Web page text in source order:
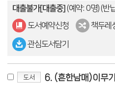
대출불가[대출중] (예약: 0명)(반
도서예약신청
책두레
관심도서담기
도서
6. (흔한남매)이무